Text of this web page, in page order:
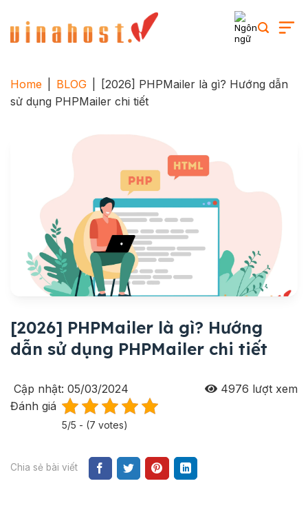
content
Home BLOG
[2026] PHPMailer là gì? Hướng dẫn
sử dụng PHPMailer chi tiết
[2026] PHPMailer là gì? Hướng
dẫn sử dụng PHPMailer chi tiết
Cập nhật: 05/03/2024 4976 lượt xem
Đánh giá
5/5 - (7 votes)
Chia sẻ bài viết